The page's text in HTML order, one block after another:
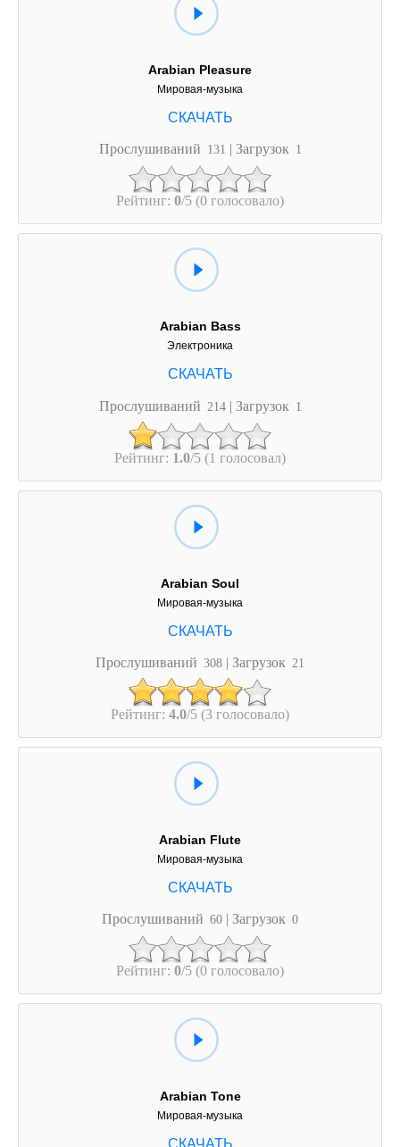
Arabian Pleasure
Мировая-музыка
Прослушиваний 131 | Загрузок 1
Рейтинг: 0/5 (0 голосовало)
Arabian Bass
Электроника
Прослушиваний 214 | Загрузок 1
Рейтинг: 1.0/5 (1 голосовал)
Arabian Soul
Мировая-музыка
Прослушиваний 308 | Загрузок 21
Рейтинг: 4.0/5 (3 голосовало)
Arabian Flute
Мировая-музыка
Прослушиваний 60 | Загрузок 0
Рейтинг: 0/5 (0 голосовало)
Arabian Tone
Мировая-музыка